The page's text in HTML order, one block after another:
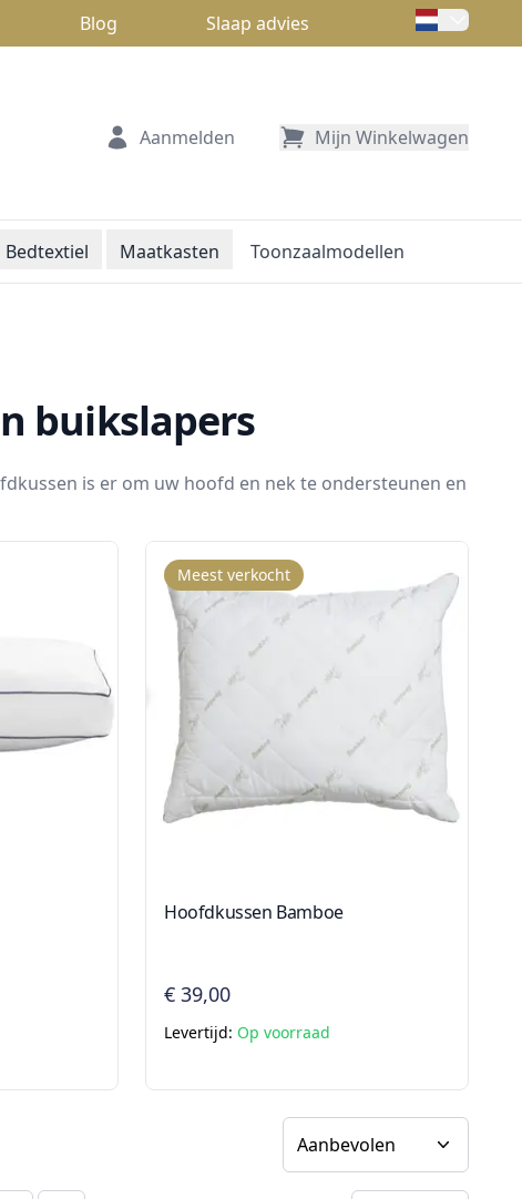
Blog Slaap advies
Aanmelden Mijn Winkelwagen
Bedtextiel Maatkasten Toonzaalmodellen
buikslapers
is er om uw hoofd en nek te ondersteunen en
Meest verkocht
Hoofdkussen Bamboe
€ 39,00
Levertijd: Op voorraad
Sorteer op